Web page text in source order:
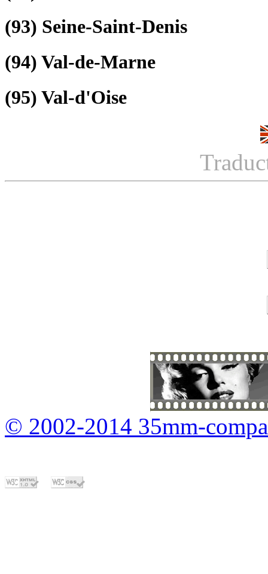
(93) Seine-Saint-Denis
(94) Val-de-Marne
(95) Val-d'Oise
© 2002-2014 35mm-